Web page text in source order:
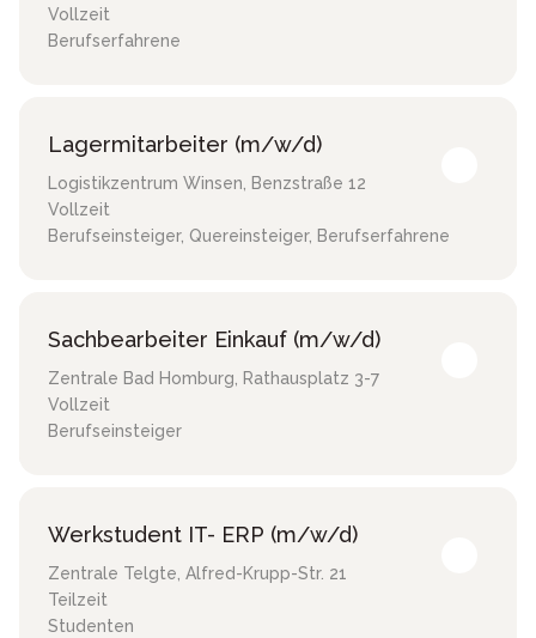
Vollzeit
Berufserfahrene
Lagermitarbeiter (m/w/d)
Logistikzentrum Winsen, Benzstraße 12
Vollzeit
Berufseinsteiger, Quereinsteiger, Berufserfahrene
Sachbearbeiter Einkauf (m/w/d)
Zentrale Bad Homburg, Rathausplatz 3-7
Vollzeit
Berufseinsteiger
Werkstudent IT- ERP (m/w/d)
Zentrale Telgte, Alfred-Krupp-Str. 21
Teilzeit
Studenten